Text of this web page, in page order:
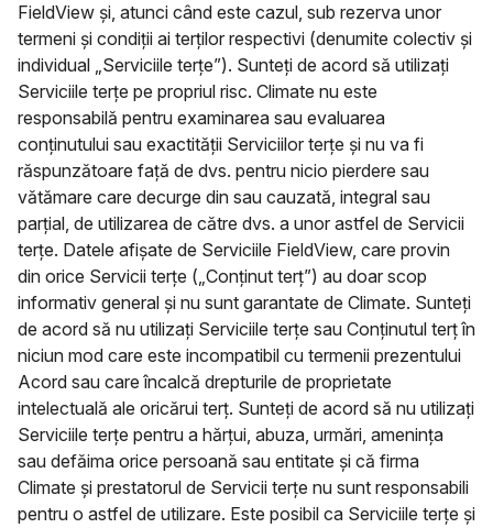
FieldView și, atunci când este cazul, sub rezerva unor
termeni și condiții ai terților respectivi (denumite colectiv și
individual „Serviciile terțe”). Sunteți de acord să utilizați
Serviciile terțe pe propriul risc. Climate nu este
responsabilă pentru examinarea sau evaluarea
conținutului sau exactității Serviciilor terțe și nu va fi
răspunzătoare față de dvs. pentru nicio pierdere sau
vătămare care decurge din sau cauzată, integral sau
parțial, de utilizarea de către dvs. a unor astfel de Servicii
terțe. Datele afișate de Serviciile FieldView, care provin
din orice Servicii terțe („Conținut terț”) au doar scop
informativ general și nu sunt garantate de Climate. Sunteți
de acord să nu utilizați Serviciile terțe sau Conținutul terț în
niciun mod care este incompatibil cu termenii prezentului
Acord sau care încalcă drepturile de proprietate
intelectuală ale oricărui terț. Sunteți de acord să nu utilizați
Serviciile terțe pentru a hărțui, abuza, urmări, amenința
sau defăima orice persoană sau entitate și că firma
Climate și prestatorul de Servicii terțe nu sunt responsabili
pentru o astfel de utilizare. Este posibil ca Serviciile terțe și